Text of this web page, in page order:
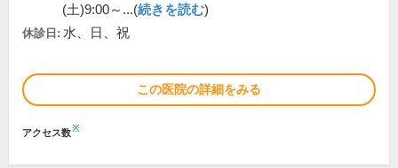
(土)9:00～...(続きを読む)
休診日: 水、日、祝
この医院の詳細をみる
アクセス数※